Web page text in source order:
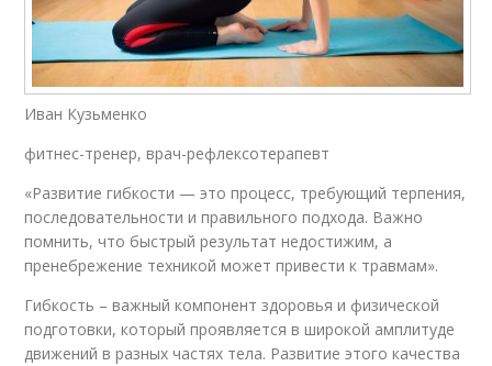
Иван Кузьменко
фитнес-тренер, врач-рефлексотерапевт
«Развитие гибкости — это процесс, требующий терпения,
последовательности и правильного подхода. Важно
помнить, что быстрый результат недостижим, а
пренебрежение техникой может привести к травмам».
Гибкость – важный компонент здоровья и физической
подготовки, который проявляется в широкой амплитуде
движений в разных частях тела. Развитие этого качества